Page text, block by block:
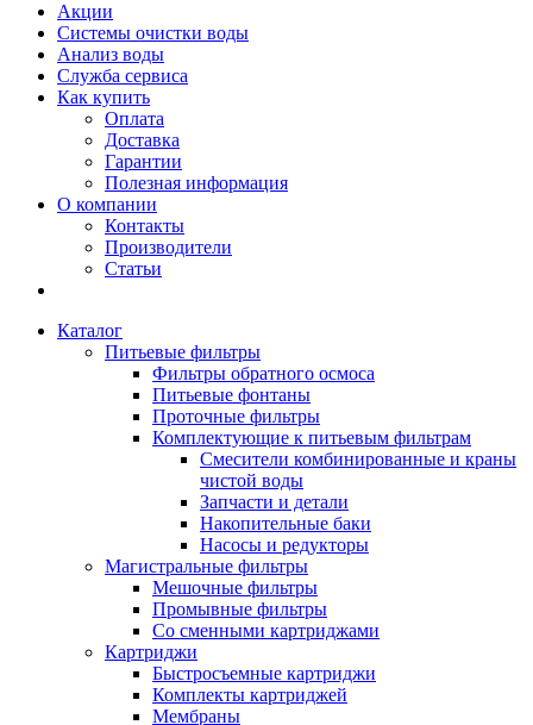
Акции
Системы очистки воды
Анализ воды
Служба сервиса
Как купить
Оплата
Доставка
Гарантии
Полезная информация
О компании
Контакты
Производители
Статьи
Каталог
Питьевые фильтры
Фильтры обратного осмоса
Питьевые фонтаны
Проточные фильтры
Комплектующие к питьевым фильтрам
Смесители комбинированные и краны
чистой воды
Запчасти и детали
Накопительные баки
Насосы и редукторы
Магистральные фильтры
Мешочные фильтры
Промывные фильтры
Со сменными картриджами
Картриджи
Быстросъемные картриджи
Комплекты картриджей
Мембраны